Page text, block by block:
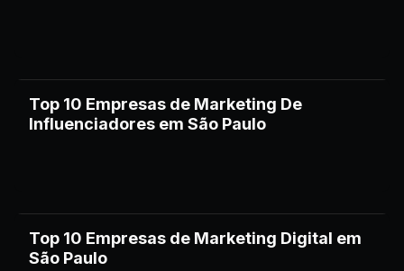
Top 10 Empresas de Marketing De
Influenciadores em São Paulo
Top 10 Empresas de Marketing Digital em
São Paulo